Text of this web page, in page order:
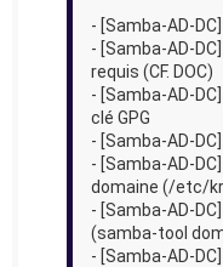
- [Samba-AD-
- [Samba-AD-
requis (CF. DOC)
- [Samba-AD-
clé GPG
- [Samba-AD-
- [Samba-AD-
domaine (/etc/
- [Samba-AD-
(samba-tool
- [Samba-AD-